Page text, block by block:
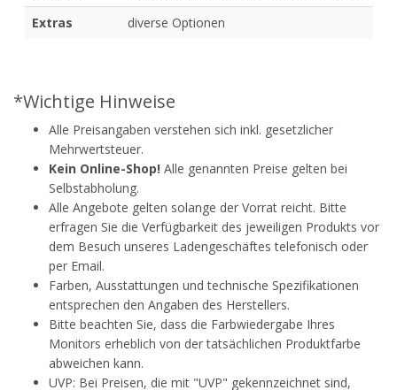
Extras
diverse Optionen
*Wichtige Hinweise
Alle Preisangaben verstehen sich inkl. gesetzlicher
Mehrwertsteuer.
Kein Online-Shop! Alle genannten Preise gelten bei
Selbstabholung.
Alle Angebote gelten solange der Vorrat reicht. Bitte
erfragen Sie die Verfügbarkeit des jeweiligen Produkts vor
dem Besuch unseres Ladengeschäftes telefonisch oder
per Email.
Farben, Ausstattungen und technische Spezifikationen
entsprechen den Angaben des Herstellers.
Bitte beachten Sie, dass die Farbwiedergabe Ihres
Monitors erheblich von der tatsächlichen Produktfarbe
abweichen kann.
UVP: Bei Preisen, die mit "UVP" gekennzeichnet sind,